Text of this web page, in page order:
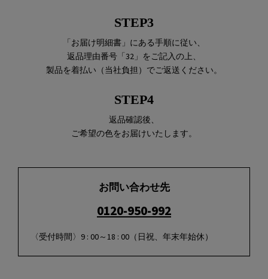
STEP3
「お届け明細書」にある手順に従い、
返品理由番号「32」をご記入の上、
製品を着払い（当社負担）でご返送ください。
STEP4
返品確認後、
ご希望の色をお届けいたします。
お問い合わせ先
0120-950-992
〈受付時間〉9 : 00～18 : 00（日祝、年末年始休）